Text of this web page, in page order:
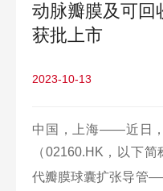
动脉瓣膜及可回
获批上市
2023-10-13
中国，上海——近日
（02160.HK，以下
代瓣膜球囊扩张导管